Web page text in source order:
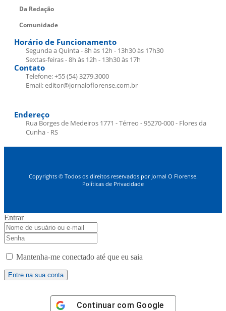
Da Redação
Comunidade
Horário de Funcionamento
Segunda a Quinta - 8h às 12h - 13h30 às 17h30
Sextas-feiras - 8h às 12h - 13h30 às 17h
Contato
Telefone: +55 (54) 3279.3000
Email: editor@jornaloflorense.com.br
Endereço
Rua Borges de Medeiros 1771 - Térreo - 95270-000 - Flores da
Cunha - RS
Copyrights © Todos os direitos reservados por Jornal O Florense.
Políticas de Privacidade
Entrar
Mantenha-me conectado até que eu saia
Continuar com Google